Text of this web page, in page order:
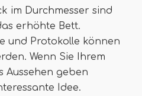
im Durchmesser sind
erhöhte Bett.
und Protokolle können
Wenn Sie Ihrem
Aussehen geben
Idee.